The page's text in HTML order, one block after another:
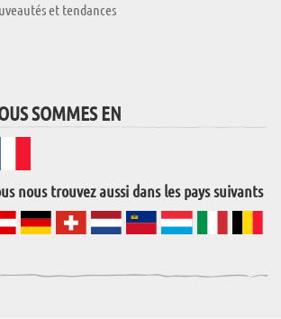
et tendances
SOMMES EN
nous trouvez aussi dans les pays suivants